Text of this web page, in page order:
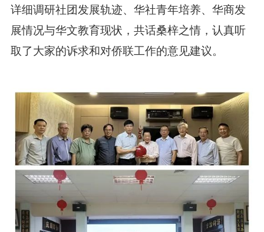
详细调研社团发展轨迹、华社青年培养、华商发
展情况与华文教育现状，共话桑梓之情， 认真听
取了大家的诉求和对侨联工作的意见建议。